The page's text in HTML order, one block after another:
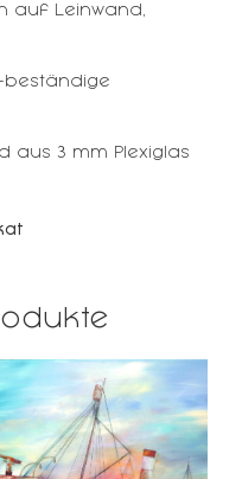
auf Leinwand,
beständige
aus 3 mm Plexiglas